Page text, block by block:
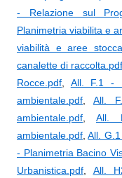
- Relazione sul
Planimetria viabilita e
viabilità e aree
canalette di raccolta.pdf
Rocce.pdf
All. F.1 -
ambientale.pdf
All.
ambientale.pdf
All.
ambientale.pdf ,All.
- Planimetria Bacino
Urbanistica.pdf
All.